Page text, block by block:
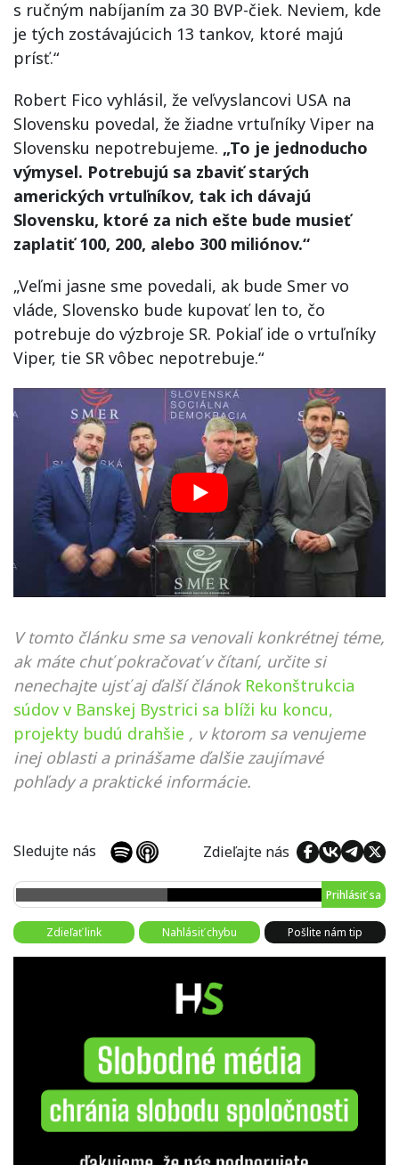
s ručným nabíjaním za 30 BVP-čiek. Neviem, kde
je tých zostávajúcich 13 tankov, ktoré majú
prísť.“
Robert Fico vyhlásil, že veľvyslancovi USA na
Slovensku povedal, že žiadne vrtuľníky Viper na
Slovensku nepotrebujeme. „To je jednoducho
výmysel. Potrebujú sa zbaviť starých
amerických vrtuľníkov, tak ich dávajú
Slovensku, ktoré za nich ešte bude musieť
zaplatiť 100, 200, alebo 300 miliónov.“
„Veľmi jasne sme povedali, ak bude Smer vo
vláde, Slovensko bude kupovať len to, čo
potrebuje do výzbroje SR. Pokiaľ ide o vrtuľníky
Viper, tie SR vôbec nepotrebuje.“
V tomto článku sme sa venovali konkrétnej téme,
ak máte chuť pokračovať v čítaní, určite si
nenechajte ujsť aj ďalší článok Rekonštrukcia
súdov v Banskej Bystrici sa blíži ku koncu,
projekty budú drahšie , v ktorom sa venujeme
inej oblasti a prinášame ďalšie zaujímavé
pohľady a praktické informácie.
Sledujte nás Zdieľajte nás
Prihlásiť sa
Zdieľať link Nahlásiť chybu Pošlite nám tip